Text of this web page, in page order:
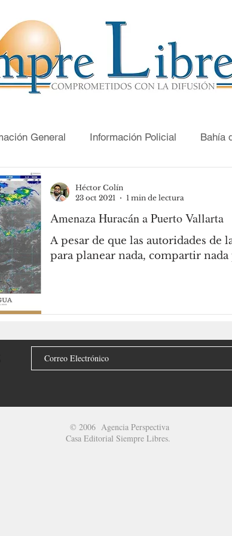
General Información Policial Bahía
El Futbol de Matanchén
El Camino
Amenaza Huracán a Puerto Vallarta
A pesar de que las autoridades
para planear nada, compartir
Héctor Colín
23 oct 2021
1 min de lectura
© 2006 Agencia Perspectiva
Casa Editorial Siempre Libres.